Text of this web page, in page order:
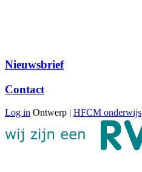
Nieuwsbrief
Contact
Log in Ontwerp | HFCM onderwijs